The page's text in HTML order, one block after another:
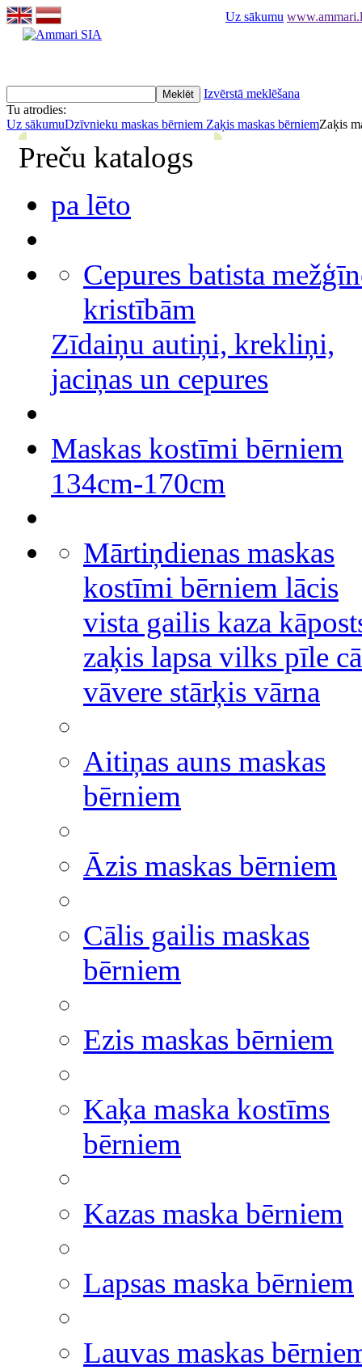
Uz sākumu
Izvērstā meklēšana
Tu atrodies:
Uz sākumuDzīvnieku maskas bērniem Zaķis maskas bērniemZaķis
Preču katalogs
pa lēto
Cepures batista
kristībām
Zīdaiņu autiņi, krekliņi,
jaciņas un cepures
Maskas kostīmi bērniem
134cm-170cm
Mārtiņdienas maskas
kostīmi bērniem lācis
vista gailis kaza
zaķis lapsa vilks pīle
vāvere stārķis vārna
Aitiņas auns maskas
bērniem
Āzis maskas bērniem
Cālis gailis maskas
bērniem
Ezis maskas bērniem
Kaķa maska kostīms
bērniem
Kazas maska bērniem
Lapsas maska bērniem
Lauvas maskas